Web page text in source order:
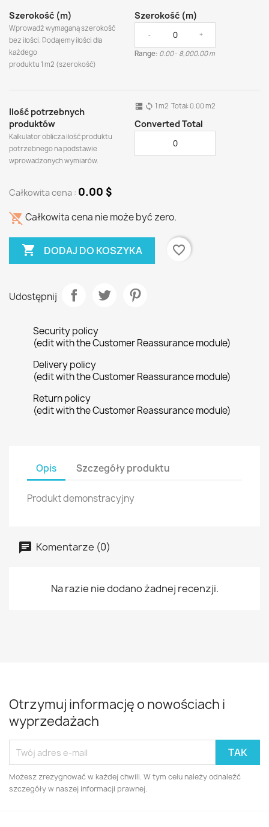
Szerokość (m)
Wprowadź wymaganą szerokość
bez ilości. Dodajemy ilości dla
każdego
produktu 1 m2 (szerokość)
Szerokość (m)
- +
Range: 0.00- 8,000.00 m
Ilość potrzebnych
produktów
Kalkulator oblicza ilość produktu
potrzebnego na podstawie
wprowadzonych wymiarów.
dns sync 1 m2 Total:0.00m2
Converted Total
Całkowita cena : 0.00 $
remove_shopping_cart Całkowita cena nie może być zero.
 DODAJ DO KOSZYKA favorite_border
Udostępnij
Security policy
(edit with the Customer Reassurance module)
Delivery policy
(edit with the Customer Reassurance module)
Return policy
(edit with the Customer Reassurance module)
Opis Szczegóły produktu
Produkt demonstracyjny
Komentarze (0)
Na razie nie dodano żadnej recenzji.
Otrzymuj informację o nowościach i
wyprzedażach
Możesz zrezygnować w każdej chwili. W tym celu należy odnaleźć
szczegóły w naszej informacji prawnej.